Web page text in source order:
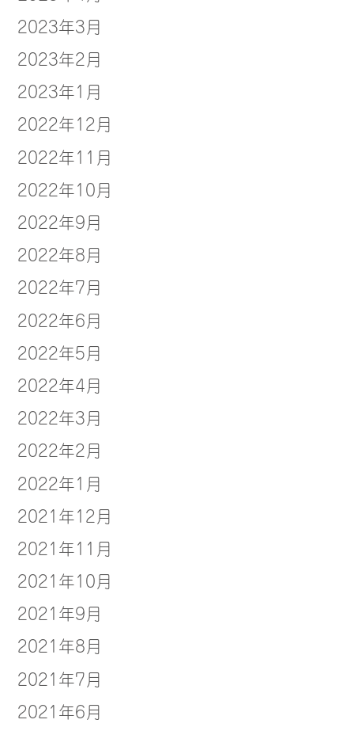
2023年3月
2023年2月
2023年1月
2022年12月
2022年11月
2022年10月
2022年9月
2022年8月
2022年7月
2022年6月
2022年5月
2022年4月
2022年3月
2022年2月
2022年1月
2021年12月
2021年11月
2021年10月
2021年9月
2021年8月
2021年7月
2021年6月